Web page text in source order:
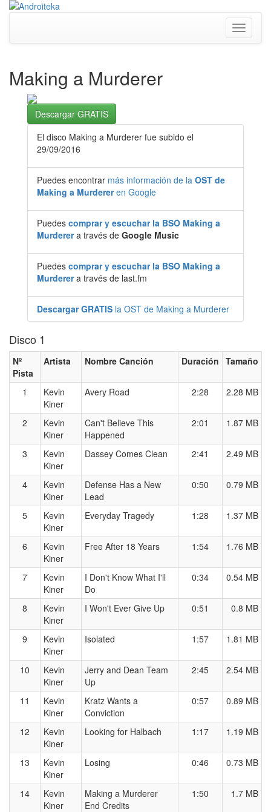
Toggle
Making a Murderer
Descargar GRATIS
El disco Making a Murderer fue subido el
29/09/2016
Puedes encontrar más información de la OST de
Making a Murdereren Google
Puedes comprar y escuchar la BSO Making a
Murderera través de Google Music
Puedes comprar y escuchar la BSO Making a
Murderera través de last.fm
Descargar GRATIS la OST de Making a Murderer
Disco 1
Nº
Pista
Artista Nombre Canción Duración Tamaño
1
Kevin
Kiner
Avery Road 2:28 2.28 MB
2
Kevin
Kiner
Can't Believe This
Happened
2:01 1.87 MB
3
Kevin
Kiner
Dassey Comes Clean 2:41 2.49 MB
4
Kevin
Kiner
Defense Has a New
Lead
0:50 0.79 MB
5
Kevin
Kiner
Everyday Tragedy 1:28 1.37 MB
6
Kevin
Kiner
Free After 18 Years 1:54 1.76 MB
7
Kevin
Kiner
I Don't Know What I'll
Do
0:34 0.54 MB
8
Kevin
Kiner
I Won't Ever Give Up 0:51 0.8 MB
9
Kevin
Kiner
Isolated 1:57 1.81 MB
10
Kevin
Kiner
Jerry and Dean Team
Up
2:45 2.54 MB
11
Kevin
Kiner
Kratz Wants a
Conviction
0:57 0.89 MB
12
Kevin
Kiner
Looking for Halbach 1:17 1.19 MB
13
Kevin
Kiner
Losing 0:46 0.73 MB
14
Kevin
Kiner
Making a Murderer
End Credits
1:50 1.7 MB